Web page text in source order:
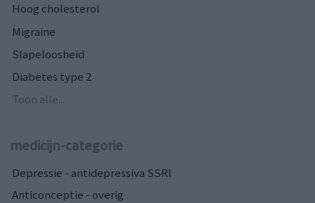
Hoog cholesterol
Migraine
Slapeloosheid
Diabetes type 2
Toon alle...
medicijn-categorie
Depressie - antidepressiva SSRI
Anticonceptie - overig